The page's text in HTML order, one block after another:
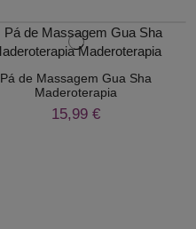
Pá de Massagem Gua Sha
Maderoterapia
15,99 €